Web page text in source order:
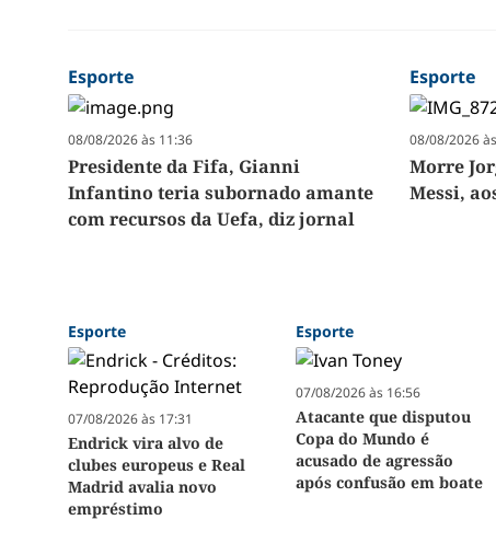
Esporte
08/08/2026 às 11:36
Presidente da Fifa, Gianni
Infantino teria subornado amante
com recursos da Uefa, diz jornal
Esporte
08/08/2026
Morre
Messi,
Esporte
07/08/2026 às 17:31
Endrick vira alvo de
clubes europeus e Real
Madrid avalia novo
empréstimo
Esporte
07/08/2026 às 16:56
Atacante que disputou
Copa do Mundo é
acusado de agressão
após confusão em boate